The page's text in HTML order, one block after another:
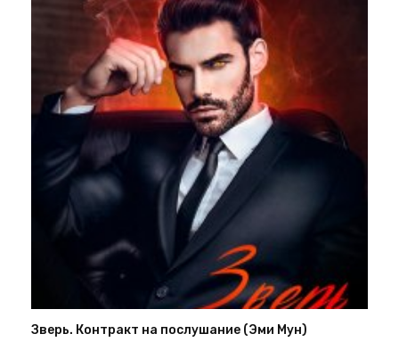
Зверь. Контракт на послушание (Эми Мун)